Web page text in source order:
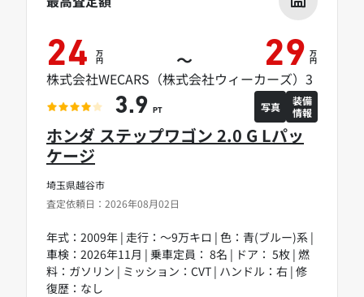
埼玉県越谷市
査定依頼日：2026年08月02日
ホンダ ステップワゴン 2.0 G Lパッ
ケージ
年式：2009年 | 走行：～9万キロ | 色：青(ブルー)系 |
車検：2026年11月 | 乗車定員： 8名 | ドア： 5枚 | 燃
料：ガソリン | ミッション：CVT | ハンドル：右 | 修
復歴：なし
24 万
円 ～ 29 万
円
株式会社WECARS（株式会社ウィーカーズ）3
3.9 PT 写真
装備
情報